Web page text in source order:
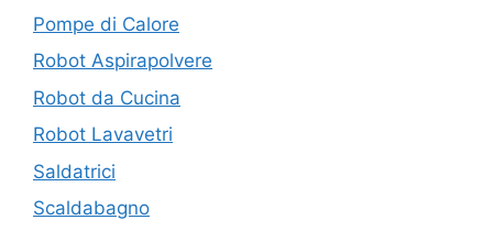
Pompe di Calore
Robot Aspirapolvere
Robot da Cucina
Robot Lavavetri
Saldatrici
Scaldabagno